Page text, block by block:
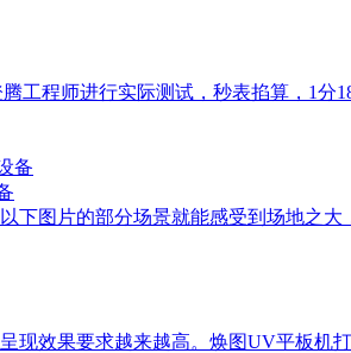
工程师进行实际测试，秒表掐算，1
下图片的部分场景就能感受到场地之
现效果要求越来越高。焕图UV平板